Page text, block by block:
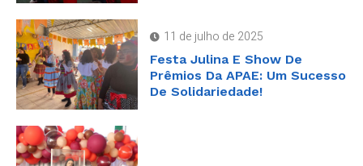
11 de julho de 2025
Festa Julina E Show De
Prêmios Da APAE: Um Sucesso
De Solidariedade!